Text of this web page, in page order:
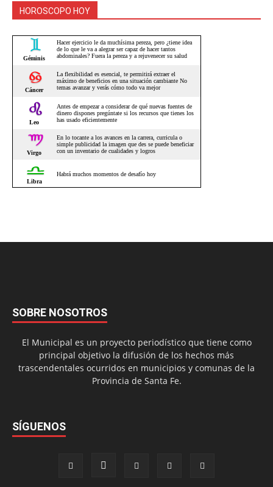
HOROSCOPO HOY
SOBRE NOSOTROS
El Municipal es un proyecto periodístico que tiene como
principal objetivo la difusión de los hechos más
trascendentales ocurridos en municipios y comunas de la
Provincia de Santa Fe.
SÍGUENOS